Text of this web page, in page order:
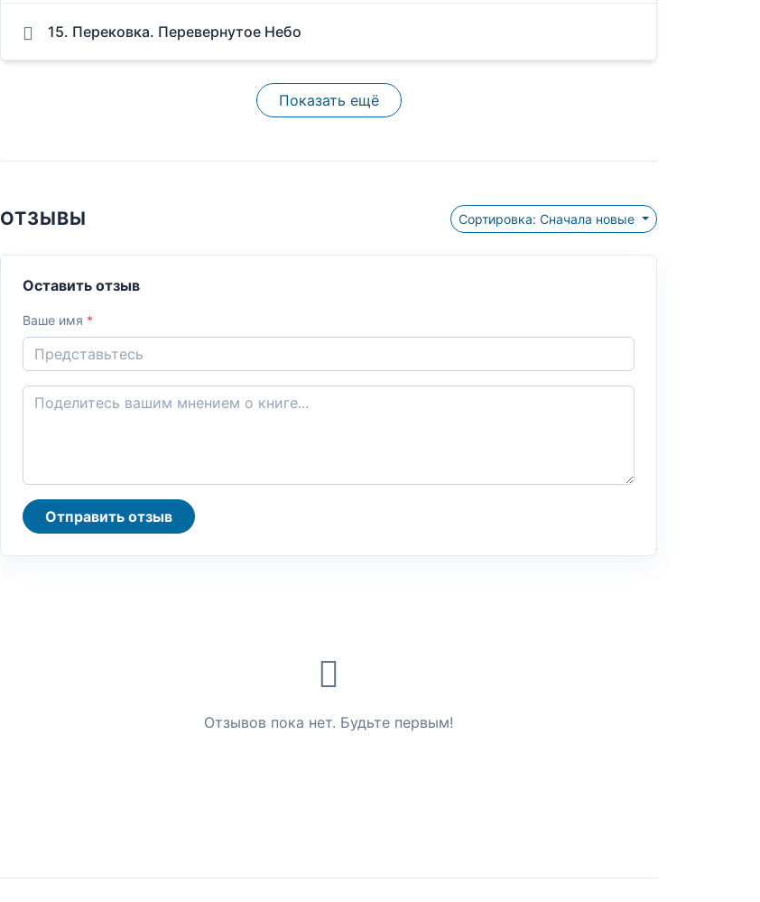
15. Перековка. Перевернутое Небо
Показать ещё
ОТЗЫВЫ Сортировка: Сначала новые
Оставить отзыв
Ваше имя *
Отправить отзыв
Отзывов пока нет. Будьте первым!